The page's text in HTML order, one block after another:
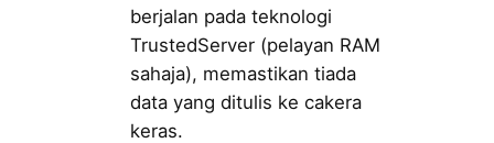
berjalan pada teknologi
TrustedServer (pelayan RAM
sahaja), memastikan tiada
data yang ditulis ke cakera
keras.